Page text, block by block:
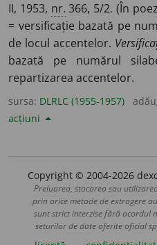
II, 1953, nr. 366, 5/2. (În
= versificație bazată pe
de locul accentelor.
bazată pe numărul
repartizarea accentelor.
sursa: DLRLC (1955-1957)
acțiuni
Copyright © 2004-2026
Preluarea, stocarea sau
prin orice metode de extragere
sunt strict interzise fără acordul
seturilor de date oferite oficial